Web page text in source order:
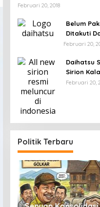
Februari 20, 2018
Belum
Ditakuti
Februari 20,
Daihatsu
Sirion
LCGC
Februari 20,
Politik Terbaru